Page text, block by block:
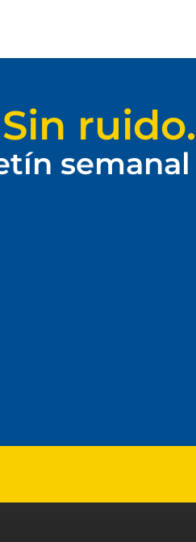
ruido.
semanal